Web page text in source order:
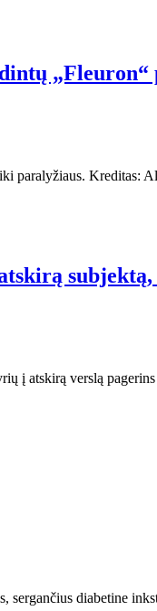
paralyžiaus.
į atskirą verslą
sergančius diabetine